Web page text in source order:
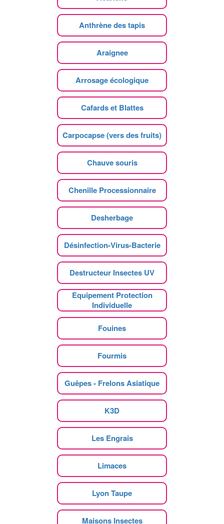
Anthrène des tapis
Araignee
Arrosage écologique
Cafards et Blattes
Carpocapse (vers des fruits)
Chauve souris
Chenille Processionnaire
Desherbage
Désinfection-Virus-Bacterie
Destructeur Insectes UV
Equipement Protection
Individuelle
Fouines
Fourmis
Guêpes - Frelons Asiatique
K3D
Les Engrais
Limaces
Lyon Taupe
Maisons Insectes